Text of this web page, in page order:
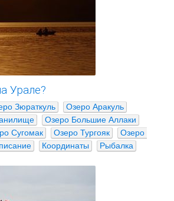
Урале?
Зюраткуль
Озеро Аракуль
Озеро Большие Аллаки
Сугомак Озеро Тургояк
Озеро
Координаты Рыбалка